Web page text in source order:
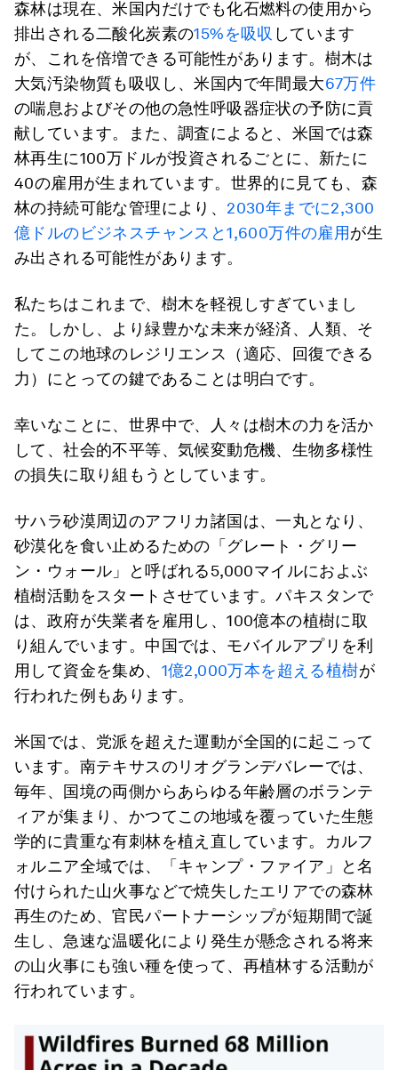
森林は現在、米国内だけでも化石燃料の使用から
排出される二酸化炭素の15%を吸収 しています
が、これを倍増できる可能性があります。樹木は
大気汚染物質も吸収し、米国内で年間最大67万件
の喘息およびその他の急性呼吸器症状の予防に貢
献しています。また、調査によると、米国では森
林再生に100万ドルが投資されるごとに、新たに
40の雇用が生まれています。世界的に見ても、森
林の持続可能な管理により、 2030年までに2,300
億ドルのビジネスチャンスと1,600万件の雇用が生
み出される可能性があります。
私たちはこれまで、樹木を軽視しすぎていまし
た。しかし、より緑豊かな未来が経済、人類、そ
してこの地球のレジリエンス（適応、回復できる
力）にとっての鍵であることは明白です。
幸いなことに、世界中で、人々は樹木の力を活か
して、社会的不平等、気候変動危機、生物多様性
の損失に取り組もうとしています。
サハラ砂漠周辺のアフリカ諸国は、一丸となり、
砂漠化を食い止めるための「グレート・グリー
ン・ウォール」と呼ばれる5,000マイルにおよぶ
植樹活動をスタートさせています。パキスタンで
は、政府が失業者を雇用し、100億本の植樹に取
り組んでいます。中国では、モバイルアプリを利
用して資金を集め、 1億2,000万本を超える植樹が
行われた例もあります。
米国では、党派を超えた運動が全国的に起こって
います。南テキサスのリオグランデバレーでは、
毎年、国境の両側からあらゆる年齢層のボランテ
ィアが集まり、かつてこの地域を覆っていた生態
学的に貴重な有刺林を植え直しています。カルフ
ォルニア全域では、「キャンプ・ファイア」と名
付けられた山火事などで焼失したエリアでの森林
再生のため、官民パートナーシップが短期間で誕
生し、急速な温暖化により発生が懸念される将来
の山火事にも強い種を使って、再植林する活動が
行われています。